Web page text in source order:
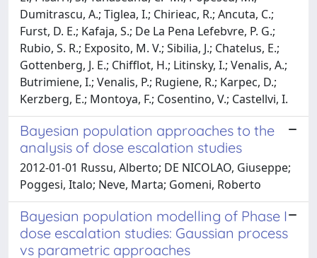
Dumitrascu, A.; Tiglea, I.; Chirieac, R.; Ancuta, C.;
Furst, D. E.; Kafaja, S.; De La Pena Lefebvre, P. G.;
Rubio, S. R.; Exposito, M. V.; Sibilia, J.; Chatelus, E.;
Gottenberg, J. E.; Chifflot, H.; Litinsky, I.; Venalis, A.;
Butrimiene, I.; Venalis, P.; Rugiene, R.; Karpec, D.;
Kerzberg, E.; Montoya, F.; Cosentino, V.; Castellvi, I.
Bayesian population approaches to the
analysis of dose escalation studies
2012-01-01 Russu, Alberto; DE NICOLAO, Giuseppe;
Poggesi, Italo; Neve, Marta; Gomeni, Roberto
Bayesian population modelling of Phase I
dose escalation studies: Gaussian process
vs parametric approaches